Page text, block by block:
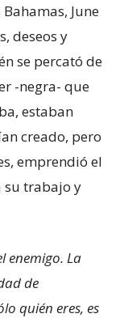
June
deseos y
se percató de
-negra- que
estaban
creado, pero
emprendió el
su trabajo y
enemigo. La
de
quién eres, es